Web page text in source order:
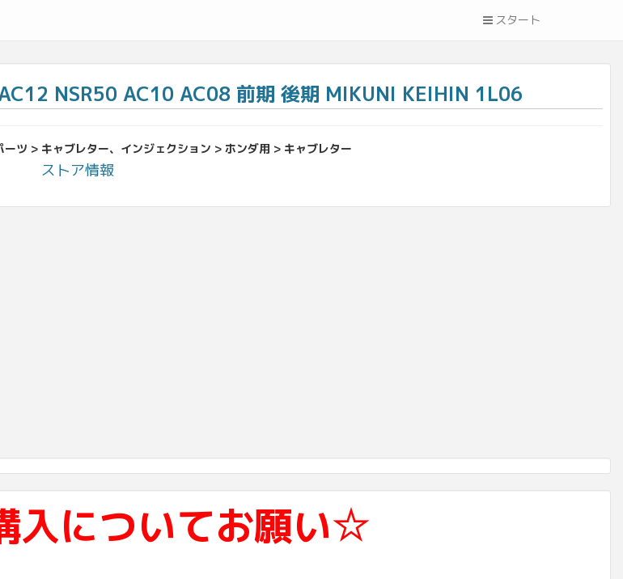
スタート
NSR50 AC10 AC08 前期 後期 MIKUNI KEIHIN 1L06
ツ > キャブレター、インジェクション > ホンダ用 > キャブレター
ストア情報
入についてお願い☆